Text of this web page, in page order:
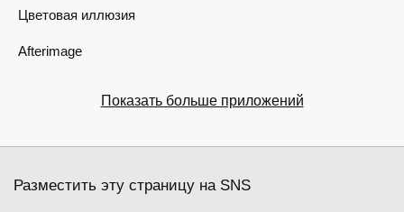
Цветовая иллюзия
Afterimage
Показать больше приложений
Разместить эту страницу на SNS